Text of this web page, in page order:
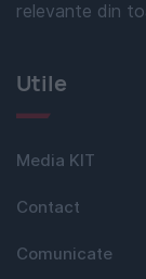
relevante din
Utile
Media KIT
Contact
Comunicate